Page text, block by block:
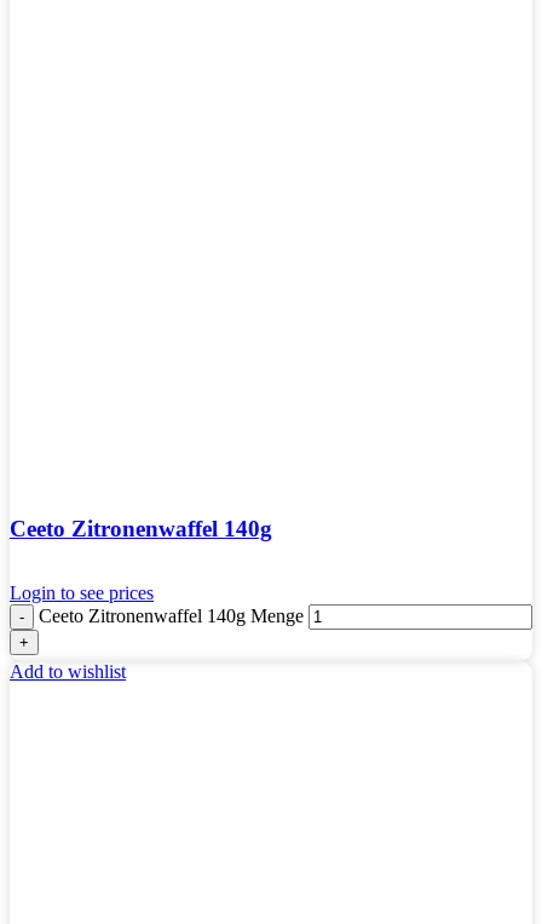
Ceeto Zitronenwaffel 140g
Login to see prices
Ceeto Zitronenwaffel 140g Menge
Add to wishlist